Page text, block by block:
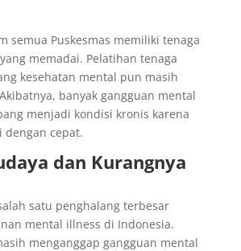
semua Puskesmas memiliki tenaga
memadai. Pelatihan tenaga
kesehatan mental pun masih
banyak gangguan mental
menjadi kondisi kronis karena
cepat.
dan Kurangnya
satu penghalang terbesar
mental illness di Indonesia.
menganggap gangguan mental